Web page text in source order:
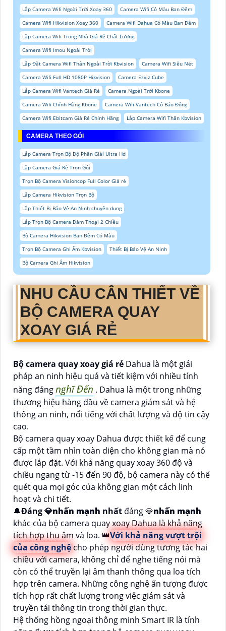
Lắp Camera Wifi Ngoài Trời Xoay 360
Camera Wifi Có Màu Ban Đêm
Camera Wifi Hikvision Xoay 360
Camera Wifi Dahua Có Màu Ban Đêm
Lắp Camera Wifi Trong Nhà Giá Rẻ Chất Lượng
Camera Wifi Imou Ngoài Trời
Lắp Đặt Camera Wifi Thân Ngoài Trời Kbvision
Camera Wifi Siêu Nét
Camera Wifi Full HD 1080P Hikvision
Camera Ezviz Cube
Lắp Camera Wifi Vantech Giá Rẻ
Camera Ngoài Trời Kbone
Camera Wifi Chính Hãng Kbone
Camera Wifi Vantech Có Báo Động
Camera Wifi Ebitcam Giá Rẻ Chính Hãng
Lắp Camera Wifi Thân Kbvision
CAMERA THEO GÓI
Lắp Camera Trọn Bộ Độ Phân Giải Ultra Hd
Lắp Camera Giá Rẻ Trọn Gói
Trọn Bộ Camera Visioncop Full Color Giá rẻ
Lắp Camera Hikvision Trọn Bộ
Lắp Thiết Bị Bảo Vệ An Ninh chuyên dụng
Lắp Trọn Bộ Camera Đàm Thoại 2 Chiều
Bộ Camera Hikvision Ban Đêm Có Màu
Trọn Bộ Camera Ghi Âm Kbvision
Thiết Bị Bảo Vệ An Ninh
Bộ Camera Ghi Âm Hikvision
NHU CẦU CÂN THIẾT VỀ
BỘ CAMERA QUAY
XOAY GIÁ RẺ
Bộ camera quay xoay giá rẻ Dahua là một giải
pháp an ninh hiệu quả và tiết kiệm với nhiều tính
năng đángnghĩ Đến . Dahua là một trong những
thương hiệu hàng đầu về camera giám sát và hệ
thống an ninh, nổi tiếng với chất lượng và độ tin cậy
cao.
Bộ camera quay xoay Dahua được thiết kế để cung
cấp một tầm nhìn toàn diện cho không gian mà nó
được lắp đặt. Với khả năng quay xoay 360 độ và
chiều ngang từ -15 đến 90 độ, bộ camera này có thể
quét qua mọi góc của không gian một cách linh
hoạt và chi tiết.
🔔Đáng 💎nhấn mạnh nhất đáng 💎nhấn mạnh
khác của bộ camera quay xoay Dahua là khả năng
tích hợp thu âm và loa. 👑Với khả năng vượt trội
của công nghệcho phép người dùng tương tác hai
chiều với camera, không chỉ để nghe tiếng nói mà
còn có thể truyền lại âm thanh thông qua loa tích
hợp trên camera. Những công nghệ ấn tượng được
tích hợp rất chất lượng trong việc giám sát và
truyền tải thông tin trong thời gian thực.
Hệ thống hồng ngoại thông minh Smart IR là tính